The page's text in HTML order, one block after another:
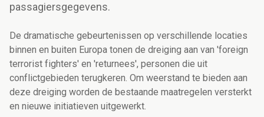
passagiersgegevens.
De dramatische gebeurtenissen op verschillende locaties
binnen en buiten Europa tonen de dreiging aan van 'foreign
terrorist fighters' en 'returnees', personen die uit
conflictgebieden terugkeren. Om weerstand te bieden aan
deze dreiging worden de bestaande maatregelen versterkt
en nieuwe initiatieven uitgewerkt.